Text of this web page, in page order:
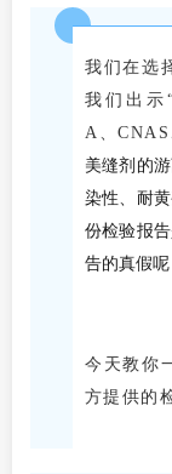
我们在选
我们出示
A、CNAS
美缝剂的
染性、耐
份检验报
告的真假呢
今天教你
方提供的